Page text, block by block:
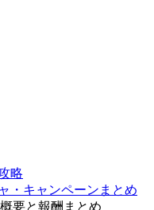
略
・キャンペーンまとめ
要と報酬まとめ